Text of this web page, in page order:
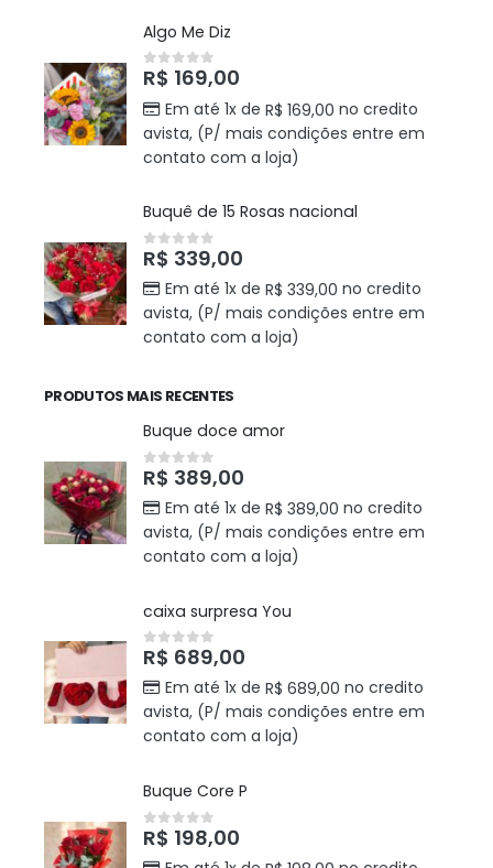
Algo Me Diz
0out of 5
R$ 169,00
Em até 1x de R$ 169,00 no credito
avista, (P/ mais condições entre em
contato com a loja)
Buquê de 15 Rosas nacional
0out of 5
R$ 339,00
Em até 1x de R$ 339,00 no credito
avista, (P/ mais condições entre em
contato com a loja)
PRODUTOS MAIS RECENTES
Buque doce amor
0out of 5
R$ 389,00
Em até 1x de R$ 389,00 no credito
avista, (P/ mais condições entre em
contato com a loja)
caixa surpresa You
0out of 5
R$ 689,00
Em até 1x de R$ 689,00 no credito
avista, (P/ mais condições entre em
contato com a loja)
Buque Core P
0out of 5
R$ 198,00